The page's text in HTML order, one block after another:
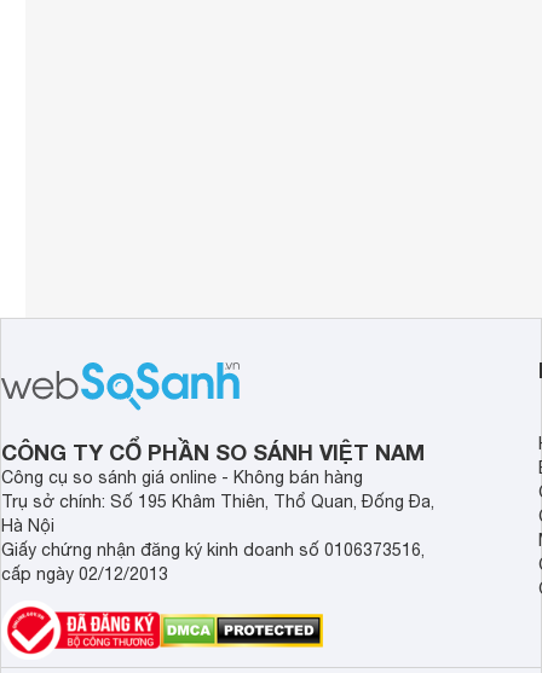
CÔNG TY CỔ PHẦN SO SÁNH VIỆT NAM
Công cụ so sánh giá online - Không bán hàng
Trụ sở chính: Số 195 Khâm Thiên, Thổ Quan, Đống Đa,
Hà Nội
Giấy chứng nhận đăng ký kinh doanh số 0106373516,
cấp ngày 02/12/2013